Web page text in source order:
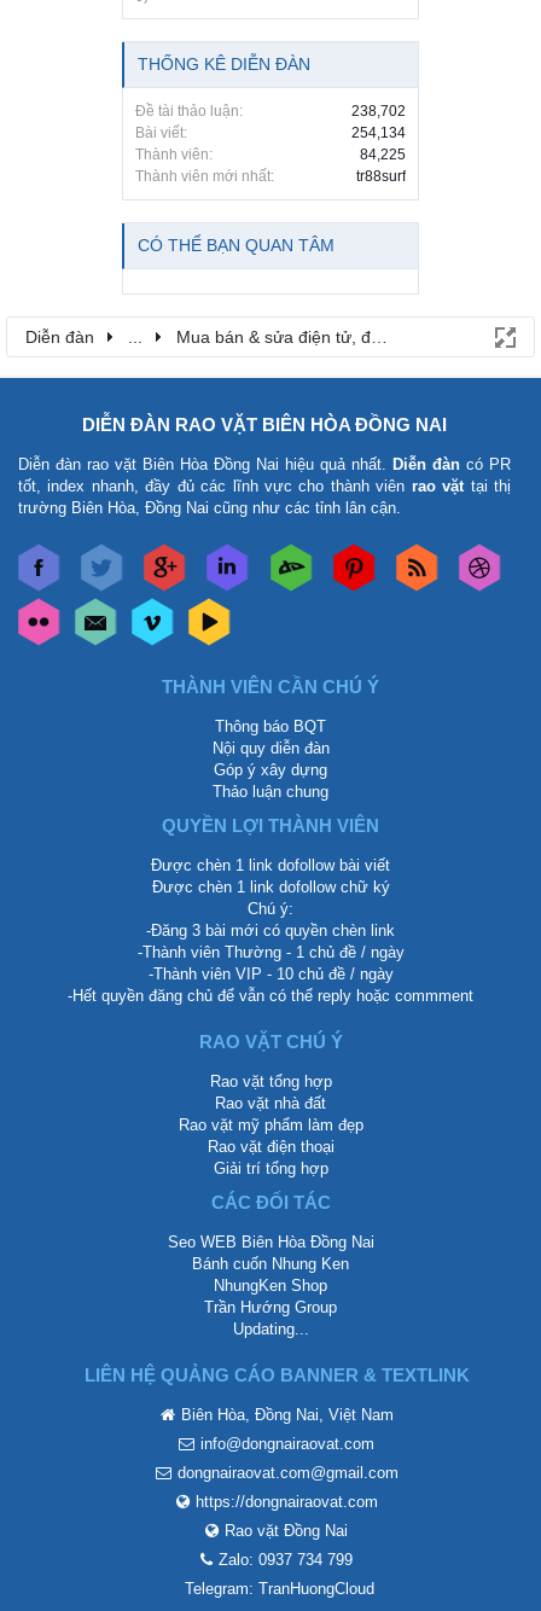
THỐNG KÊ DIỄN ĐÀN
Đề tài thảo luận:
238,702
Bài viết:
254,134
Thành viên:
84,225
Thành viên mới nhất:
tr88surf
CÓ THỂ BẠN QUAN TÂM
Diễn đàn Mua bán & sửa điện tử, điện lạnh
DIỄN ĐÀN RAO VẶT BIÊN HÒA ĐỒNG NAI
Diễn đàn rao vặt Biên Hòa Đồng Nai hiệu quả nhất. Diễn đàn có PR
tốt, index nhanh, đầy đủ các lĩnh vực cho thành viên rao vặt tại thị
trường Biên Hòa, Đồng Nai cũng như các tỉnh lân cận.
THÀNH VIÊN CẦN CHÚ Ý
Thông báo BQT
Nội quy diễn đàn
Góp ý xây dựng
Thảo luận chung
QUYỀN LỢI THÀNH VIÊN
Được chèn 1 link dofollow bài viết
Được chèn 1 link dofollow chữ ký
Chú ý:
-Đăng 3 bài mới có quyền chèn link
-Thành viên Thường - 1 chủ đề / ngày
-Thành viên VIP - 10 chủ đề / ngày
-Hết quyền đăng chủ để vẫn có thể reply hoặc commment
RAO VẶT CHÚ Ý
Rao vặt tổng hợp
Rao vặt nhà đất
Rao vặt mỹ phẩm làm đẹp
Rao vặt điện thoại
Giải trí tổng hợp
CÁC ĐỐI TÁC
Seo WEB Biên Hòa Đồng Nai
Bánh cuốn Nhung Ken
NhungKen Shop
Trần Hướng Group
Updating...
LIÊN HỆ QUẢNG CÁO BANNER & TEXTLINK
Biên Hòa, Đồng Nai, Việt Nam
info@dongnairaovat.com
dongnairaovat.com@gmail.com
https://dongnairaovat.com
Rao vặt Đồng Nai
Zalo: 0937 734 799
Telegram: TranHuongCloud